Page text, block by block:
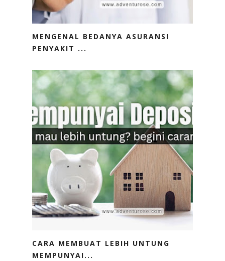
MENGENAL BEDANYA ASURANSI
PENYAKIT ...
CARA MEMBUAT LEBIH UNTUNG
MEMPUNYAI...